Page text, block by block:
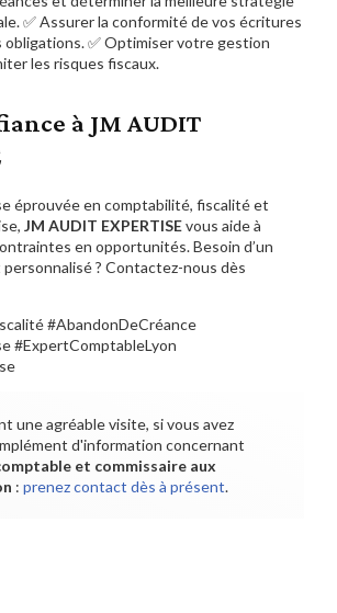
✅ Assurer la conformité de vos écritures
obligations. ✅ Optimiser votre gestion
les risques fiscaux.
à JM AUDIT
éprouvée en comptabilité, fiscalité et
JM AUDIT EXPERTISEvous aide à
en opportunités. Besoin d’un
? Contactez-nous dès
#AbandonDeCréance
#ExpertComptableLyon
une agréable visite, si vous avez
d'information concernant
et commissaire aux
: prenez contact dès à présent.